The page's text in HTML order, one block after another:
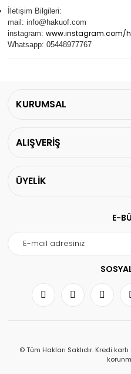
İletişim Bilgileri:
mail: info@hakuof.com
instagram: www.instagram.com/
Whatsapp: 05448977767
KURUMSAL
ALIŞVERİŞ
ÜYELİK
E-
© Tüm Hakları Saklıdır. Kredi